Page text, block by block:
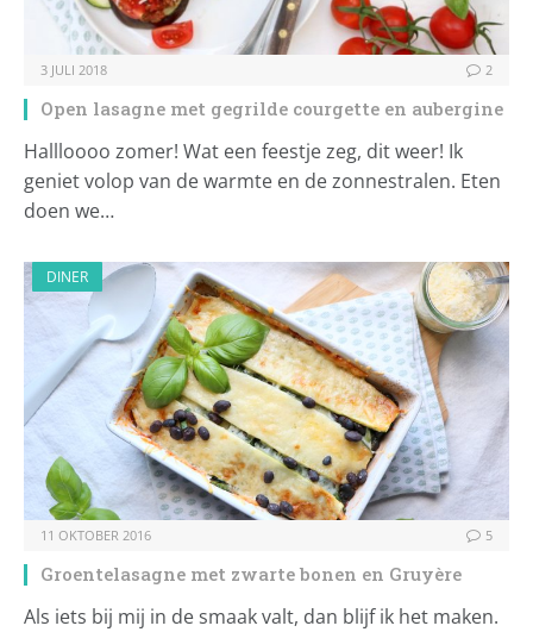
3 JULI 2018 2
Open lasagne met gegrilde courgette en aubergine
Hallloooo zomer! Wat een feestje zeg, dit weer! Ik
geniet volop van de warmte en de zonnestralen. Eten
doen we…
DINER
11 OKTOBER 2016 5
Groentelasagne met zwarte bonen en Gruyère
Als iets bij mij in de smaak valt, dan blijf ik het maken.